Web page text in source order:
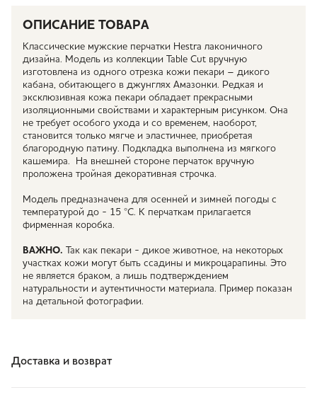
ОПИСАНИЕ ТОВАРА
Классические мужские перчатки Hestra лаконичного
дизайна. Модель из коллекции Table Cut вручную
изготовлена из одного отрезка кожи пекари – дикого
кабана, обитающего в джунглях Амазонки. Редкая и
эксклюзивная кожа пекари обладает прекрасными
изоляционными свойствами и характерным рисунком. Она
не требует особого ухода и со временем, наоборот,
становится только мягче и эластичнее, приобретая
благородную патину. Подкладка выполнена из мягкого
кашемира. На внешней стороне перчаток вручную
проложена тройная декоративная строчка.
Модель предназначена для осенней и зимней погоды с
температурой до - 15 °С. К перчаткам прилагается
фирменная коробка.
ВАЖНО.
Так как пекари - дикое животное, на некоторых
участках кожи могут быть ссадины и микроцарапины. Это
не является браком, а лишь подтверждением
натуральности и аутентичности материала. Пример показан
на детальной фотографии.
Доставка и возврат